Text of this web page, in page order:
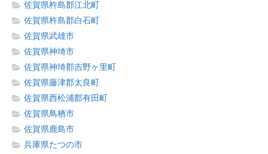
佐賀県杵島郡江北町
佐賀県杵島郡白石町
佐賀県武雄市
佐賀県神埼市
佐賀県神埼郡吉野ヶ里町
佐賀県藤津郡太良町
佐賀県西松浦郡有田町
佐賀県鳥栖市
佐賀県鹿島市
兵庫県たつの市